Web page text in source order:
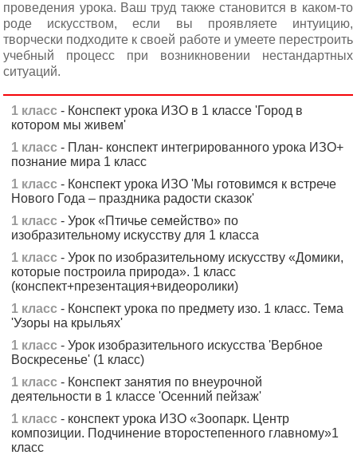
проведения урока. Ваш труд также становится в каком-то
роде искусством, если вы проявляете интуицию,
творчески подходите к своей работе и умеете перестроить
учебный процесс при возникновении нестандартных
ситуаций.
1 класс - Конспект урока ИЗО в 1 классе 'Город в
котором мы живем'
1 класс - План- конспект интегрированного урока ИЗО+
познание мира 1 класс
1 класс - Конспект урока ИЗО 'Мы готовимся к встрече
Нового Года – праздника радости сказок'
1 класс - Урок «Птичье семейство» по
изобразительному искусству для 1 класса
1 класс - Урок по изобразительному искусству «Домики,
которые построила природа». 1 класс
(конспект+презентация+видеоролики)
1 класс - Конспект урока по предмету изо. 1 класс. Тема
'Узоры на крыльях'
1 класс - Урок изобразительного искусства 'Вербное
Воскресенье' (1 класс)
1 класс - Конспект занятия по внеурочной
деятельности в 1 классе 'Осенний пейзаж'
1 класс - конспект урока ИЗО «Зоопарк. Центр
композиции. Подчинение второстепенного главному»1
класс